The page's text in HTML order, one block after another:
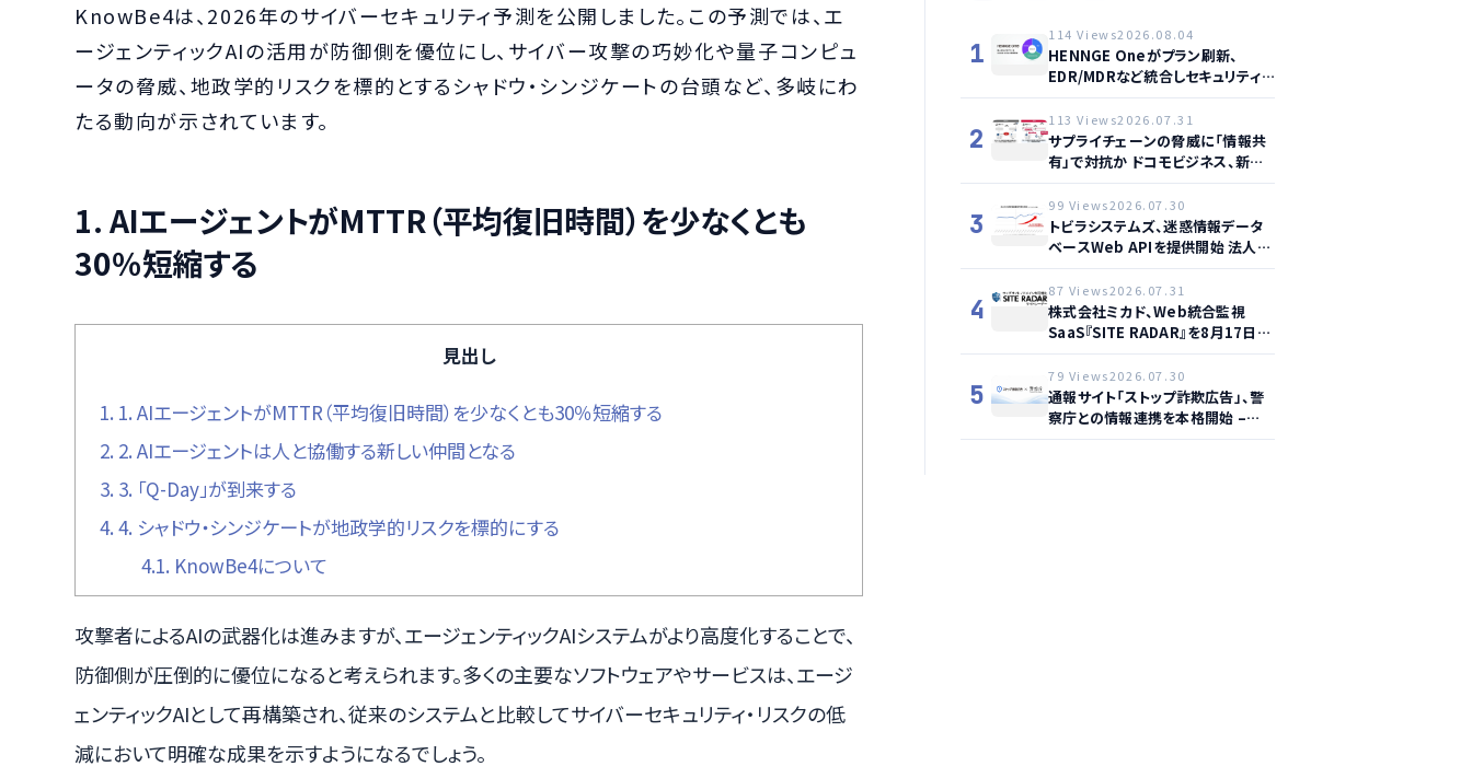
KnowBe4は、2026年のサイバーセキュリティ予測を公開しました。この予測では、エ
ージェンティックAIの活用が防御側を優位にし、サイバー攻撃の巧妙化や量子コンピュ
ータの脅威、地政学的リスクを標的とするシャドウ・シンジケートの台頭など、多岐にわ
たる動向が示されています。
1. AIエージェントがMTTR（平均復旧時間）を少なくとも
30％短縮する
見出し
1. 1. AIエージェントがMTTR（平均復旧時間）を少なくとも30％短縮する
2. 2. AIエージェントは人と協働する新しい仲間となる
3. 3. 「Q-Day」が到来する
4. 4. シャドウ・シンジケートが地政学的リスクを標的にする
4.1. KnowBe4について
攻撃者によるAIの武器化は進みますが、エージェンティックAIシステムがより高度化することで、
防御側が圧倒的に優位になると考えられます。多くの主要なソフトウェアやサービスは、エージ
ェンティックAIとして再構築され、従来のシステムと比較してサイバーセキュリティ・リスクの低
減において明確な成果を示すようになるでしょう。
1
114 Views2026.08.04
HENNGE Oneがプラン刷新、
EDR/MDRなど統合しセキュリティ
強化へ
2
113 Views2026.07.31
サプライチェーンの脅威に「情報共
有」で対抗か ドコモビジネス、新サ
ービス提供開始
3
99 Views2026.07.30
トビラシステムズ、迷惑情報データ
ベースWeb APIを提供開始 法人向
け詐欺電話対策を強化
4
87 Views2026.07.31
株式会社ミカド、Web統合監視
SaaS『SITE RADAR』を8月17日よ
り提供開始 – 月額1,500円から4領
域を自動監視、動的サイト…
5
79 Views2026.07.30
通報サイト「ストップ詐欺広告」、警
察庁との情報連携を本格開始 –
SNS型投資詐欺対策を強化